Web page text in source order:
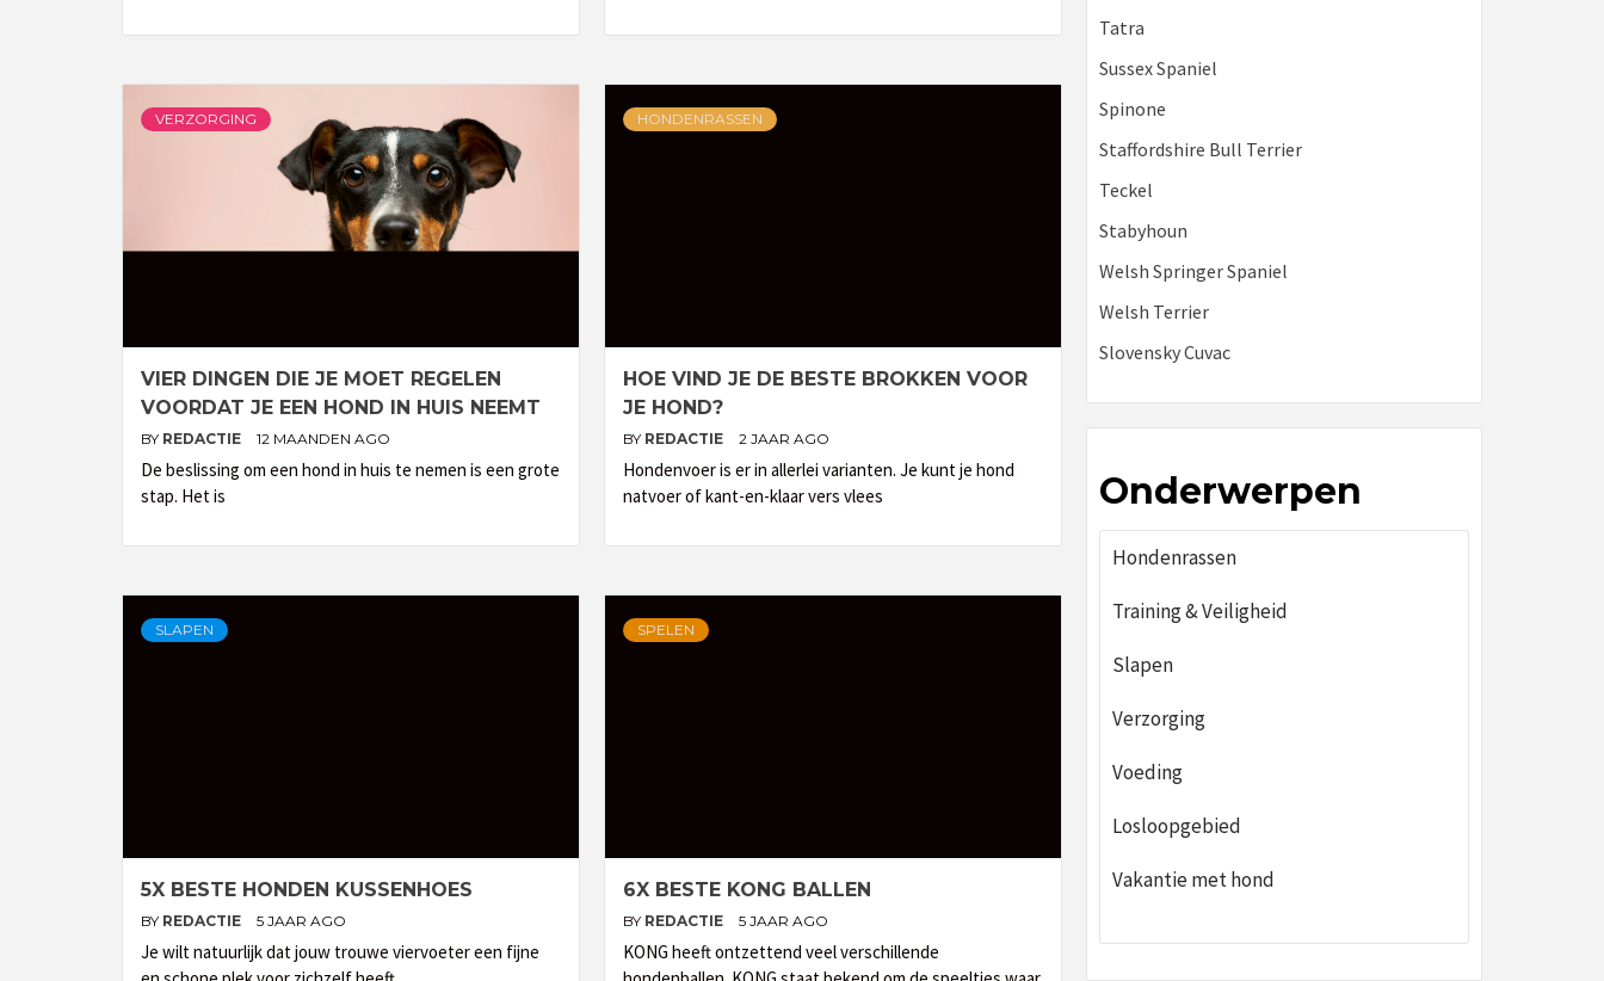
VERZORGING
VIER DINGEN DIE JE MOET REGELEN
VOORDAT JE EEN HOND IN HUIS NEEMT
BY REDACTIE 12 MAANDEN AGO
De beslissing om een hond in huis te nemen is een grote
stap. Het is
HONDENRASSEN
HOE VIND JE DE BESTE BROKKEN VOOR
JE HOND?
BY REDACTIE 2 JAAR AGO
Hondenvoer is er in allerlei varianten. Je kunt je hond
natvoer of kant-en-klaar vers vlees
SLAPEN
5X BESTE HONDEN KUSSENHOES
BY REDACTIE 5 JAAR AGO
Je wilt natuurlijk dat jouw trouwe viervoeter een fijne
SPELEN
6X BESTE KONG BALLEN
BY REDACTIE 5 JAAR AGO
KONG heeft ontzettend veel verschillende
Tatra
Sussex Spaniel
Spinone
Staffordshire Bull Terrier
Teckel
Stabyhoun
Welsh Springer Spaniel
Welsh Terrier
Slovensky Cuvac
Onderwerpen
Hondenrassen
Training & Veiligheid
Slapen
Verzorging
Voeding
Losloopgebied
Vakantie met hond